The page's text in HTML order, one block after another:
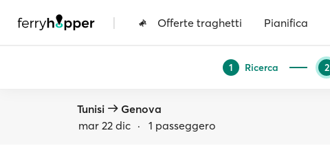
| Offerte traghetti Pianifica
1 Ricerca 2
Tunisi
Genova
mar 22 dic · 1 passeggero